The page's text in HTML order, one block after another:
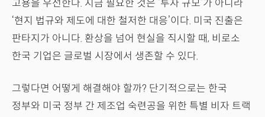
고용을 우선한다. 지금 필요한 것은 ‘투자 규모’가 아니라
‘현지 법규와 제도에 대한 철저한 대응’이다. 미국 진출은
판타지가 아니다. 환상을 넘어 현실을 직시할 때, 비로소
한국 기업은 글로벌 시장에서 생존할 수 있다.
그렇다면 어떻게 해결해야 할까? 단기적으로는 한국
정부와 미국 정부 간 제조업 숙련공을 위한 특별 비자 트랙